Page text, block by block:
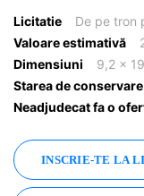
Licitatie
De pe tron
Valoare estimativă
Dimensiuni
9,2 x
Starea de conservare
Neadjudecat fa o
INSCRIE-TE LA